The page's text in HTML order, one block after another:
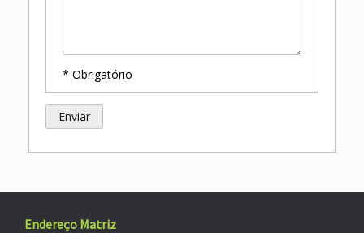
* Obrigatório
Endereço Matriz